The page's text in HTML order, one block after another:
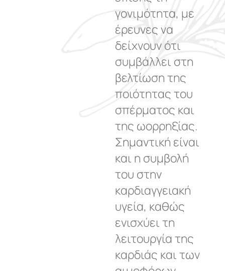
γονιμότητα, με
έρευνες να
δείχνουν ότι
συμβάλλει στη
βελτίωση της
ποιότητας του
σπέρματος και
της ωορρηξίας.
Σημαντική είναι
και η συμβολή
του στην
καρδιαγγειακή
υγεία, καθώς
ενισχύει τη
λειτουργία της
καρδιάς και των